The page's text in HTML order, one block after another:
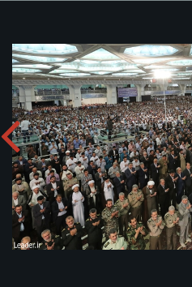
کی قیادت میں برپا ہوئی
تصویری البم دریافت کریں:zip